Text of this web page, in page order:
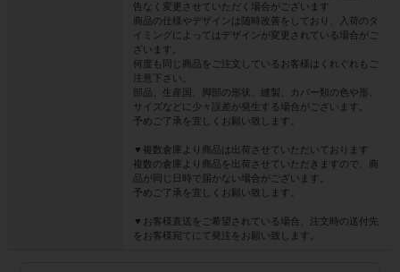
告なく変更させていただく場合がございます
商品の仕様やデザインは随時改善をしており、入荷のタ
イミングによってはデザインが変更されている場合がご
ざいます。
何度も同じ商品をご注文しているお客様はくれぐれもご
注意下さい。
部品、生産国、脚部の形状、縫製、カバー類の色や形、
サイズなどに少々誤差が発生する場合がございます。
予めご了承を宜しくお願い致します。
▼複数倉庫より商品は出荷させていただいております
複数の倉庫より商品を出荷させていただきますので、商
品が同じ日時で届かない場合がございます。
予めご了承を宜しくお願い致します。
▼お客様直送をご希望されている場合、注文時の送付先
をお客様宛てにて発注をお願い致します。